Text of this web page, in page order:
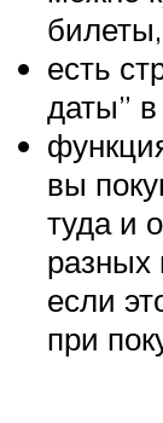
есть
даты”
вы
туда и
разных
если
при